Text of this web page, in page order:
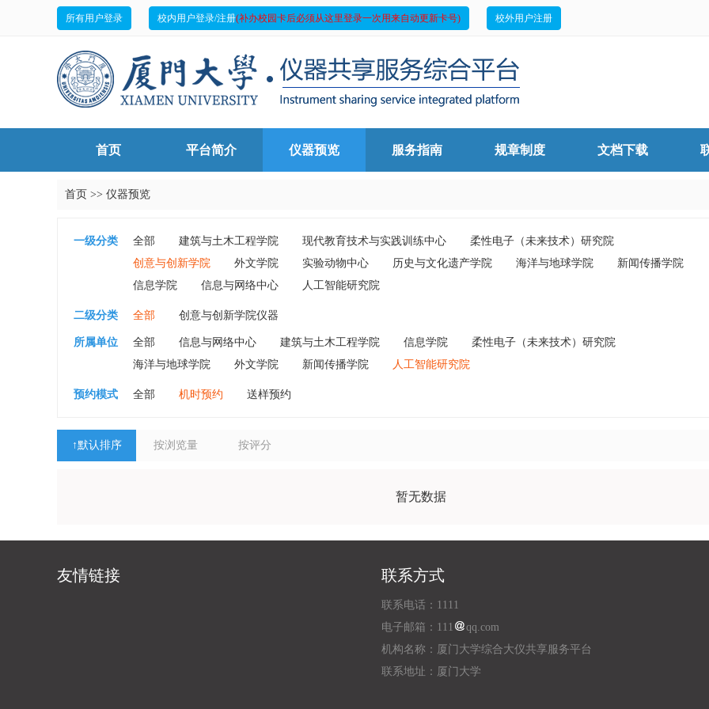
所有用户登录 校内用户登录/注册(补办校园卡后必须从这里登录一次用来自动更新卡号) 校外用户注册
首页 平台简介 仪器预览 服务指南 规章制度 文档下载
首页 >> 仪器预览
一级分类 全部 建筑与土木工程学院 现代教育技术与实践训练中心
柔性电子（未来技术）研究院
创意与创新学院
外文学院 实验动物中心 历史与文化遗产学院 海洋与地球学院
新闻传播学院
信息学院
信息与网络中心 人工智能研究院
二级分类 全部 创意与创新学院仪器
所属单位 全部 信息与网络中心 建筑与土木工程学院 信息学院
柔性电子（未来技术）研究院
海洋与地球学院
外文学院 新闻传播学院 人工智能研究院
预约模式 全部 机时预约 送样预约
↑默认排序 按浏览量 按评分
暂无数据
友情链接 联系方式
联系电话：1111
电子邮箱：111
qq.com
机构名称：厦门大学综合大仪共享服务平台
联系地址：厦门大学